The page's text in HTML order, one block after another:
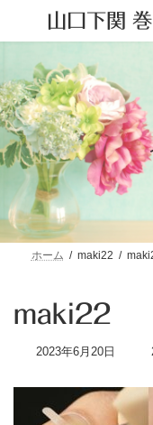
テ
へ
ス
キ
ッ
プ
ゲ
ョ
ン
に
移
動
山口下関
ホーム maki22
maki22
2023年6月20日